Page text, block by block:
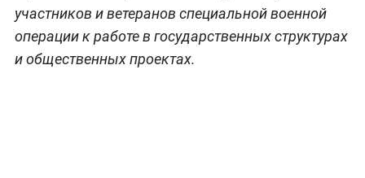
участников и ветеранов специальной военной
операции к работе в государственных структурах
и общественных проектах.